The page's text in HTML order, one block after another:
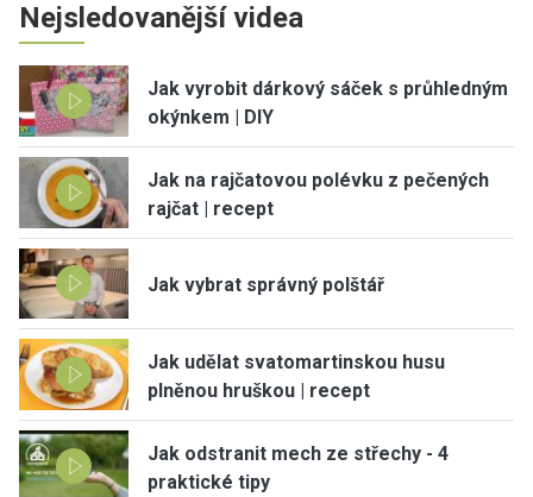
Nejsledovanější videa
Jak vyrobit dárkový sáček s průhledným
okýnkem | DIY
Jak na rajčatovou polévku z pečených
rajčat | recept
Jak vybrat správný polštář
Jak udělat svatomartinskou husu
plněnou hruškou | recept
Jak odstranit mech ze střechy - 4
praktické tipy